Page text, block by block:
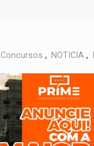
Concursos , NOTICIA ,